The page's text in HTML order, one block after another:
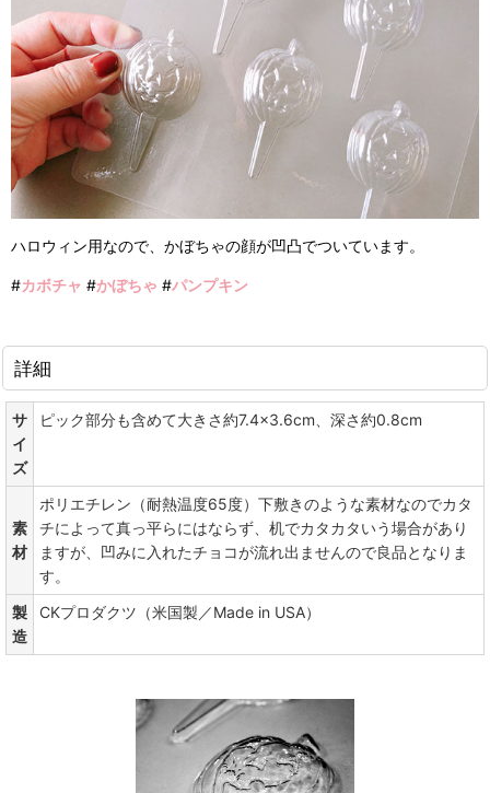
ハロウィン用なので、かぼちゃの顔が凹凸でついています。
#カボチャ #かぼちゃ #パンプキン
詳細
サ
イ
ズ
ピック部分も含めて大きさ約7.4×3.6cm、深さ約0.8cm
素
材
ポリエチレン（耐熱温度65度）下敷きのような素材なのでカタ
チによって真っ平らにはならず、机でカタカタいう場合があり
ますが、凹みに入れたチョコが流れ出ませんので良品となりま
す。
製
造
CKプロダクツ（米国製／Made in USA）